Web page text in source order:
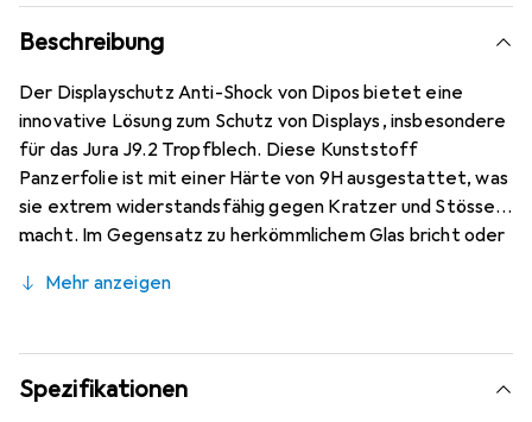
Beschreibung
Der Displayschutz Anti-Shock von Dipos bietet eine
innovative Lösung zum Schutz von Displays, insbesondere
für das Jura J9.2 Tropfblech. Diese Kunststoff
Panzerfolie ist mit einer Härte von 9H ausgestattet, was
sie extrem widerstandsfähig gegen Kratzer und Stösse
macht. Im Gegensatz zu herkömmlichem Glas bricht oder
Folie ist nur 0,2 mm dünn und verfügt über eine matte,
gleichzeitig eine oleophobische Beschichtung aufweist,
die Fingerabdrücke minimiert. Dank der blasenfreien
Anwendung lässt sich die Folie einfach anbringen und kann
Mehr anzeigen
Spezifikationen